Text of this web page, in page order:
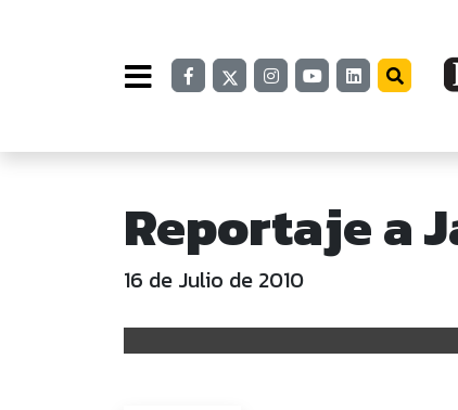
Reportaje a
16 de Julio de 2010